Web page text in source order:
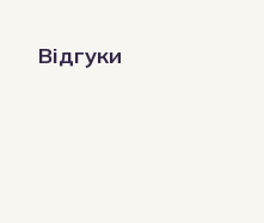
Відгуки